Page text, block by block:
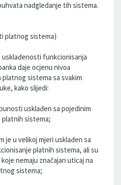
nadgledanje tih sistema.
platnog sistema)
funkcionisanja
daje ocjenu nivoa
sistema sa svakim
kako slijedi:
usklađen sa pojedinim
sistema;
je u velikoj mjeri usklađen sa
platnih sistema, ali su
nemaju značajan uticaj na
sistema;